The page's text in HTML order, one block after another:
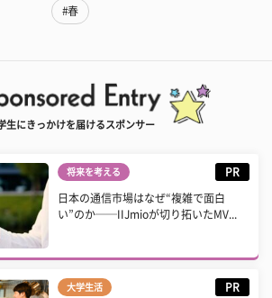
#春
生にきっかけを届けるスポンサー
将来を考える PR
日本の通信市場はなぜ“複雑で面白
い”のか──IIJmioが切り拓いたMV...
大学生活 PR